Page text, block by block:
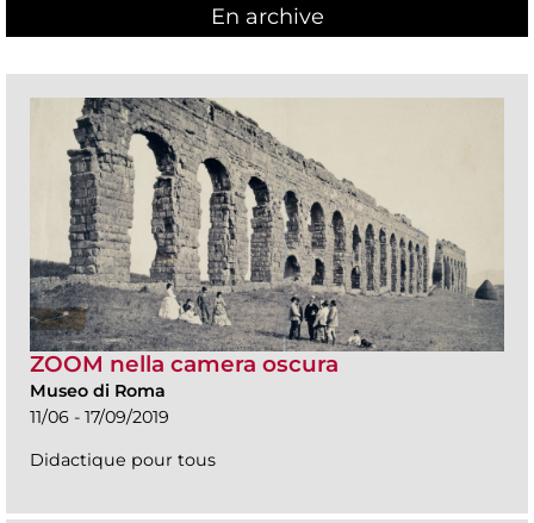
En archive
ZOOM nella camera oscura
Museo di Roma
11/06 - 17/09/2019
Didactique pour tous